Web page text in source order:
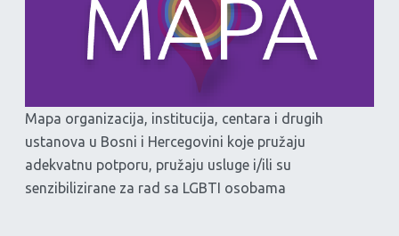
Mapa organizacija, institucija, centara i drugih
ustanova u Bosni i Hercegovini koje pružaju
adekvatnu potporu, pružaju usluge i/ili su
senzibilizirane za rad sa LGBTI osobama